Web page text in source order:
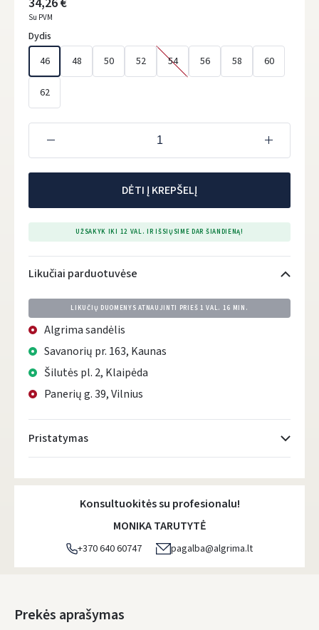
Su PVM
Dydis
46
48 50 52 54 56 58 60
62
DĖTI Į KREPŠELĮ
UŽSAKYK IKI 12 VAL. IR IŠSIŲSIME DAR ŠIANDIENĄ!
Likučiai parduotuvėse
LIKUČIŲ DUOMENYS ATNAUJINTI PRIEŠ 1 VAL. 16 MIN.
Algrima sandėlis
Savanorių pr. 163, Kaunas
Šilutės pl. 2, Klaipėda
Panerių g. 39, Vilnius
Pristatymas
Atsiėmimo taškai- 0.00 €
DPD kurjeris - 5.00 €
DPD paštomatai- 4.00 €
LP Express paštomatai
Konsultuokitės su profesionalu!
MONIKA TARUTYTĖ
+370 640 60747 pagalba@algrima.lt
Prekės aprašymas